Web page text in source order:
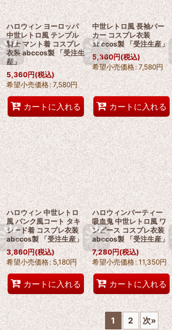
ハロウィン ヨーロッパ
中世レトロ風 テンプル
騎士 マント着 コスプレ
衣装 abccos製 「受注生
産」
5,360円(税込)
希望小売価格: 7,580円
カートに入れる
中世レトロ風 長袖パー
カー コスプレ衣装
abccos製 「受注生産」
5,360円(税込)
希望小売価格: 7,580円
カートに入れる
ハロウィン 中世レトロ
風 パンク風コート タキ
シード着 コスプレ衣装
abccos製 「受注生産」
3,860円(税込)
希望小売価格: 5,180円
カートに入れる
ハロウィンパーティー
吸血鬼 中世レトロ風 ワ
ンピース コスプレ衣装
abccos製 「受注生産」
7,280円(税込)
希望小売価格: 11,350円
カートに入れる
1 2 次»